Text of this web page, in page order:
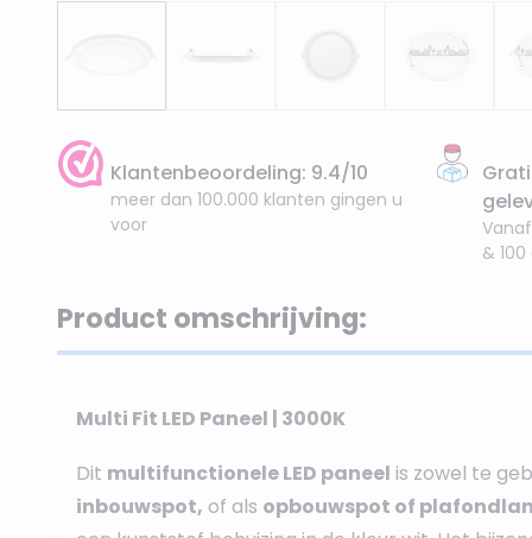
Klantenbeoordeling: 9.4/10
meer dan 100.000 klanten gingen u
voor
Vanaf
&
Product omschrijving:
Multi Fit LED Paneel | 3000K
Dit multifunctionele LED paneel is zowel te
inbouwspot, of als opbouwspot of